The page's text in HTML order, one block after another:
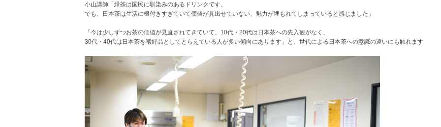
小山講師「緑茶は国民に馴染みのあるドリンクです。
でも、日本茶は生活に根付きすぎていて価値が見出せていない、魅力が埋もれてしまっていると感じました 」
「今は少しずつお茶の価値が見直されてきていて、10代・20代は日本茶への先入観がなく、
30代・40代は日本茶を嗜好品としてとらえている人が多い傾向にあります」と、世代による日本茶への意識の違いにも触れます